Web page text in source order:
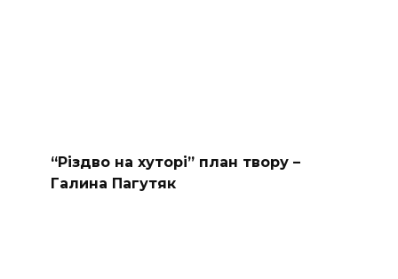
“Різдво на хуторі” план твору –
Галина Пагутяк